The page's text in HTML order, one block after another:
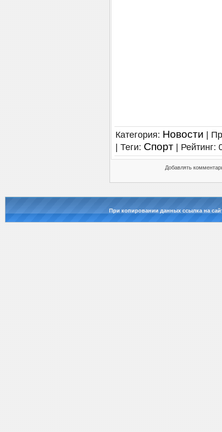
Категория: Новости
Теги: Спорт Рейтинг:
Добавлять
При копировании данных ссылка на